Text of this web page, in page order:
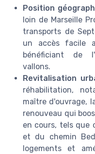
Position
loin de Marseille
transports de
un accès facile
bénéficiant de
vallons.
Revitalisation
réhabilitation,
maître d'ouvrage,
renouveau qui
en cours, tels que
et du chemin
logements et